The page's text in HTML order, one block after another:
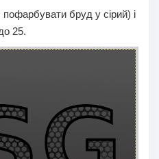
бруд у сірий) і
25.